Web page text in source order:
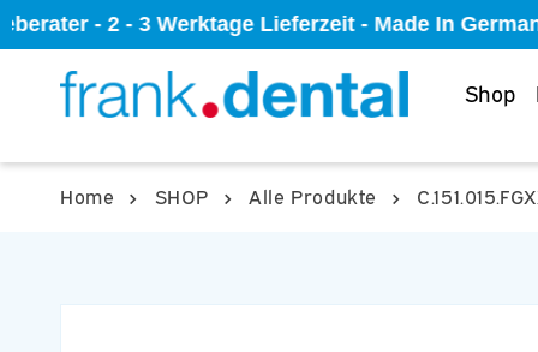
- 2 - 3 Werktage Lieferzeit - Made In
Direkt
zum
Inhalt
Shop
Home SHOP Alle Produkte